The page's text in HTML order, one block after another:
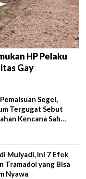
HP Pelaku
Gay
Segel,
Tergugat Sebut
Kencana Sah
Mulyadi, Ini 7 Efek
Tramadol yang Bisa
Nyawa